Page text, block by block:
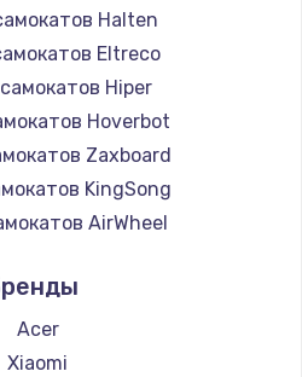
Halten
Eltreco
Hiper
Hoverbot
Zaxboard
KingSong
AirWheel
Hunter
Shorner
Joyor
Acer
Xiaomi